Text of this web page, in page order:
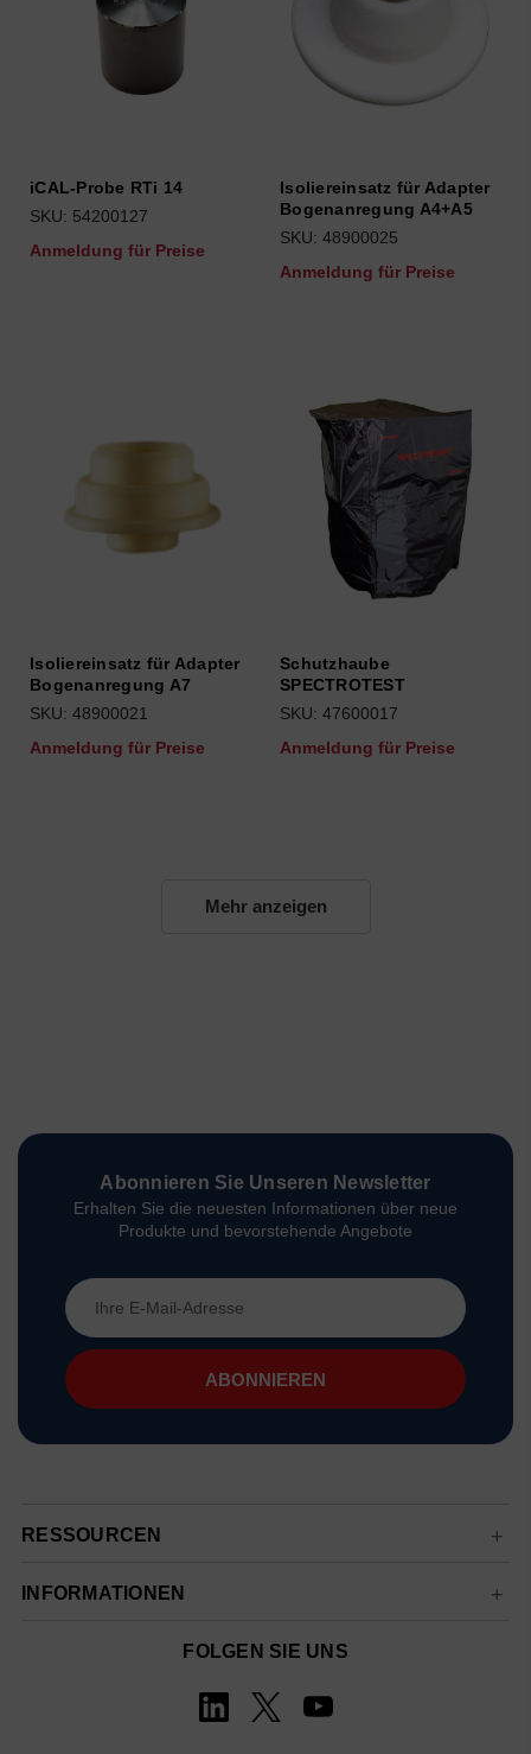
iCAL-Probe RTi 14
SKU: 54200127
Anmeldung für Preise
Isoliereinsatz für Adapter
Bogenanregung A4+A5
SKU: 48900025
Anmeldung für Preise
Isoliereinsatz für Adapter
Bogenanregung A7
SKU: 48900021
Anmeldung für Preise
Schutzhaube
SPECTROTEST
SKU: 47600017
Anmeldung für Preise
Mehr anzeigen
Abonnieren Sie Unseren Newsletter
Erhalten Sie die neuesten Informationen über neue
Produkte und bevorstehende Angebote
E-
Mail-
Adresse
RESSOURCEN
INFORMATIONEN
FOLGEN SIE UNS